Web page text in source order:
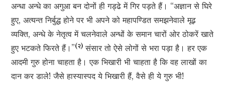
अन्धा अन्धे का अगुआ बन दोनों ही गड्ढे में गिर पड़ते हैं। “अज्ञान से घिरे
हुए, अत्यन्त निर्बुद्ध होने पर भी अपने को महापण्डित समझनेवाले मूढ़
व्यक्ति, अन्धे के नेतृत्व में चलनेवाले अन्धों के समान चारों ओर ठोकरें खाते
हुए भटकते फिरते हैं।”(२) संसार तो ऐसे लोगों से भरा पड़ा है। हर एक
आदमी गुरु होना चाहता है। एक भिखारी भी चाहता है कि वह लाखों का
दान कर डाले! जैसे हास्यास्पद ये भिखारी हैं, वैसे ही ये गुरु भी!